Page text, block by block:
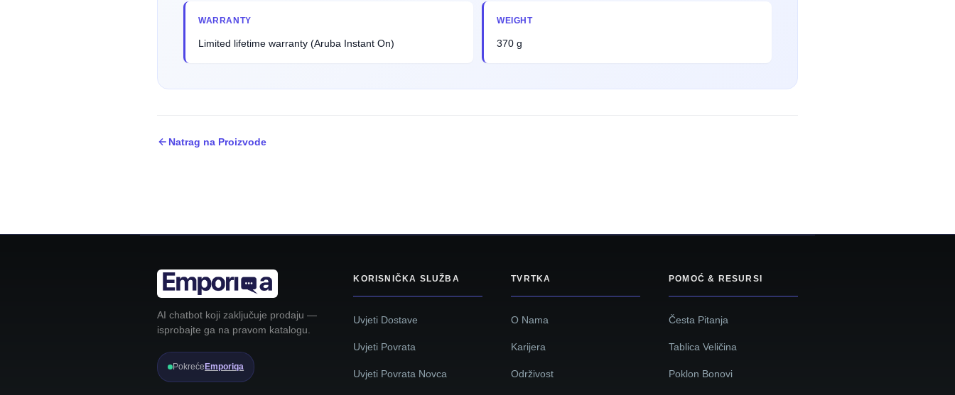
WARRANTY
Limited lifetime warranty (Aruba Instant On)
WEIGHT
370 g
Natrag na Proizvode
AI chatbot koji zaključuje prodaju —
isprobajte ga na pravom katalogu.
Pokreće Emporiqa
KORISNIČKA SLUŽBA
Uvjeti Dostave
Uvjeti Povrata
Uvjeti Povrata Novca
TVRTKA
O Nama
Karijera
Održivost
POMOĆ & RESURSI
Česta Pitanja
Tablica Veličina
Poklon Bonovi